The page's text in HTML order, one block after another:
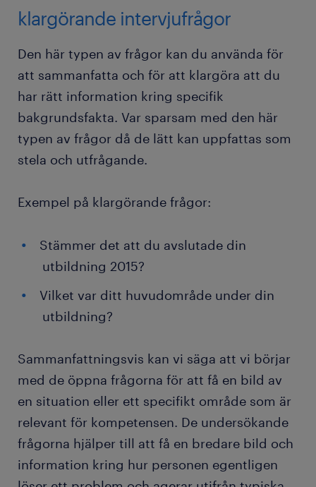
klargörande intervjufrågor
Den här typen av frågor kan du använda för
att sammanfatta och för att klargöra att du
har rätt information kring specifik
bakgrundsfakta. Var sparsam med den här
typen av frågor då de lätt kan uppfattas som
stela och utfrågande.
Exempel på klargörande frågor:
Stämmer det att du avslutade din
utbildning 2015?
Vilket var ditt huvudområde under din
utbildning?
Sammanfattningsvis kan vi säga att vi börjar
med de öppna frågorna för att få en bild av
en situation eller ett specifikt område som är
relevant för kompetensen. De undersökande
frågorna hjälper till att få en bredare bild och
information kring hur personen egentligen